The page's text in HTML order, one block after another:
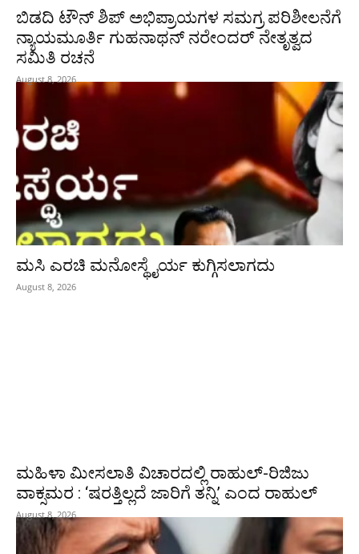
ಬಿಡದಿ ಟೌನ್ ಶಿಪ್ ಅಭಿಪ್ರಾಯಗಳ ಸಮಗ್ರ ಪರಿಶೀಲನೆಗೆ
ನ್ಯಾಯಮೂರ್ತಿ ಗುಹನಾಥನ್ ನರೇಂದರ್ ನೇತೃತ್ವದ
ಸಮಿತಿ ರಚನೆ
August 8, 2026
ಮಸಿ ಎರಚಿ ಮನೋಸ್ಥೈರ್ಯ ಕುಗ್ಗಿಸಲಾಗದು
August 8, 2026
ಮಹಿಳಾ ಮೀಸಲಾತಿ ವಿಚಾರದಲ್ಲಿ ರಾಹುಲ್‌-ರಿಜಿಜು
ವಾಕ್ಸಮರ : ‘ಷರತ್ತಿಲ್ಲದೆ ಜಾರಿಗೆ ತನ್ನಿ’ ಎಂದ ರಾಹುಲ್‌
August 8, 2026